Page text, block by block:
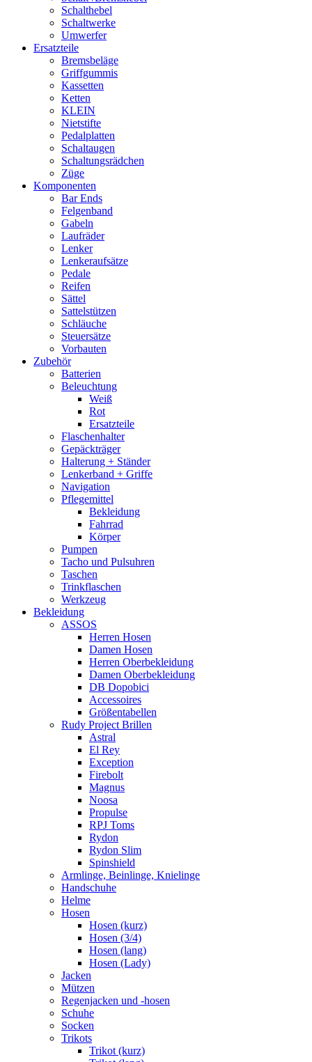
Schalthebel
Schaltwerke
Umwerfer
Ersatzteile
Bremsbeläge
Griffgummis
Kassetten
Ketten
KLEIN
Nietstifte
Pedalplatten
Schaltaugen
Schaltungsrädchen
Züge
Komponenten
Bar Ends
Felgenband
Gabeln
Laufräder
Lenker
Lenkeraufsätze
Pedale
Reifen
Sättel
Sattelstützen
Schläuche
Steuersätze
Vorbauten
Zubehör
Batterien
Beleuchtung
Weiß
Rot
Ersatzteile
Flaschenhalter
Gepäckträger
Halterung + Ständer
Lenkerband + Griffe
Navigation
Pflegemittel
Bekleidung
Fahrrad
Körper
Pumpen
Tacho und Pulsuhren
Taschen
Trinkflaschen
Werkzeug
Bekleidung
ASSOS
Herren Hosen
Damen Hosen
Herren Oberbekleidung
Damen Oberbekleidung
DB Dopobici
Accessoires
Größentabellen
Rudy Project Brillen
Astral
El Rey
Exception
Firebolt
Magnus
Noosa
Propulse
RPJ Toms
Rydon
Rydon Slim
Spinshield
Armlinge, Beinlinge, Knielinge
Handschuhe
Helme
Hosen
Hosen (kurz)
Hosen (3/4)
Hosen (lang)
Hosen (Lady)
Jacken
Mützen
Regenjacken und -hosen
Schuhe
Socken
Trikots
Trikot (kurz)